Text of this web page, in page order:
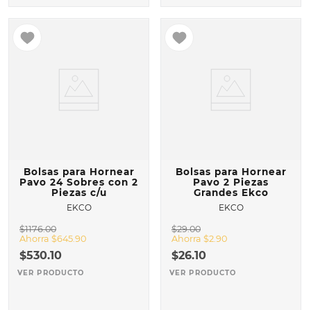
Bolsas para Hornear
Pavo 24 Sobres con 2
Piezas c/u
EKCO
$1176.00
Ahorra $645.90
$530.10
VER PRODUCTO
Bolsas para Hornear
Pavo 2 Piezas
Grandes Ekco
EKCO
$29.00
Ahorra $2.90
$26.10
VER PRODUCTO